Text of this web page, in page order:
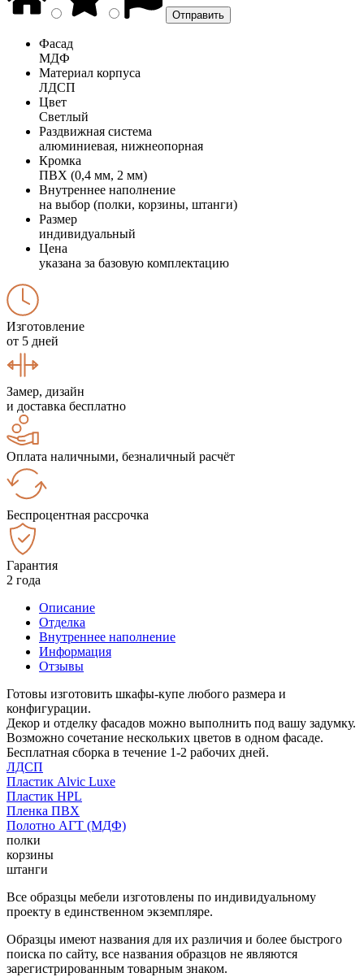
Фасад
МДФ
Материал корпуса
ЛДСП
Цвет
Светлый
Раздвижная система
алюминиевая, нижнеопорная
Кромка
ПВХ (0,4 мм, 2 мм)
Внутреннее наполнение
на выбор (полки, корзины, штанги)
Размер
индивидуальный
Цена
указана за базовую комплектацию
Изготовление
от 5 дней
Замер, дизайн
и доставка бесплатно
Оплата наличными, безналичный расчёт
Беспроцентная рассрочка
Гарантия
2 года
Описание
Отделка
Внутреннее наполнение
Информация
Отзывы
Готовы изготовить шкафы-купе любого размера и
конфигурации.
Декор и отделку фасадов можно выполнить под вашу задумку.
Возможно сочетание нескольких цветов в одном фасаде.
Бесплатная сборка в течение 1-2 рабочих дней.
ЛДСП
Пластик Alvic Luxe
Пластик HPL
Пленка ПВХ
Полотно АГТ (МДФ)
полки
корзины
штанги
Все образцы мебели изготовлены по индивидуальному
проекту в единственном экземпляре.
Образцы имеют названия для их различия и более быстрого
поиска по сайту, все названия образцов не являются
зарегистрированным товарным знаком.